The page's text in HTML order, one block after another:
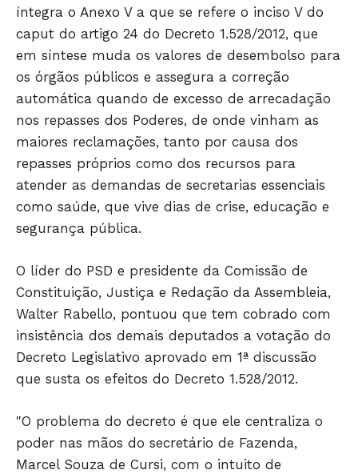
Só Notícias
HOME
POLÍTICA
ESPORTES
ECONOMIA
íntegra o Anexo V a que se refere o inciso V do
caput do artigo 24 do Decreto 1.528/2012, que
em síntese muda os valores de desembolso para
os órgãos públicos e assegura a correção
automática quando de excesso de arrecadação
nos repasses dos Poderes, de onde vinham as
maiores reclamações, tanto por causa dos
repasses próprios como dos recursos para
atender as demandas de secretarias essenciais
como saúde, que vive dias de crise, educação e
segurança pública.
O líder do PSD e presidente da Comissão de
Constituição, Justiça e Redação da Assembleia,
Walter Rabello, pontuou que tem cobrado com
insistência dos demais deputados a votação do
Decreto Legislativo aprovado em 1ª discussão
que susta os efeitos do Decreto 1.528/2012.
"O problema do decreto é que ele centraliza o
poder nas mãos do secretário de Fazenda,
Marcel Souza de Cursi, com o intuito de